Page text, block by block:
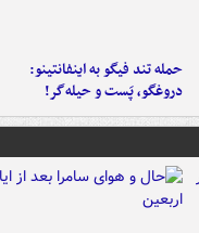
حمله تند فیگو به اینفانتینو:
دروغگو، پَست‌ و حیله‌گر!